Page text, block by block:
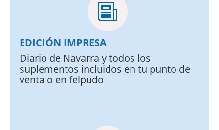
EDICIÓN IMPRESA
Diario de Navarra y todos los
suplementos incluidos en tu punto de
venta o en felpudo